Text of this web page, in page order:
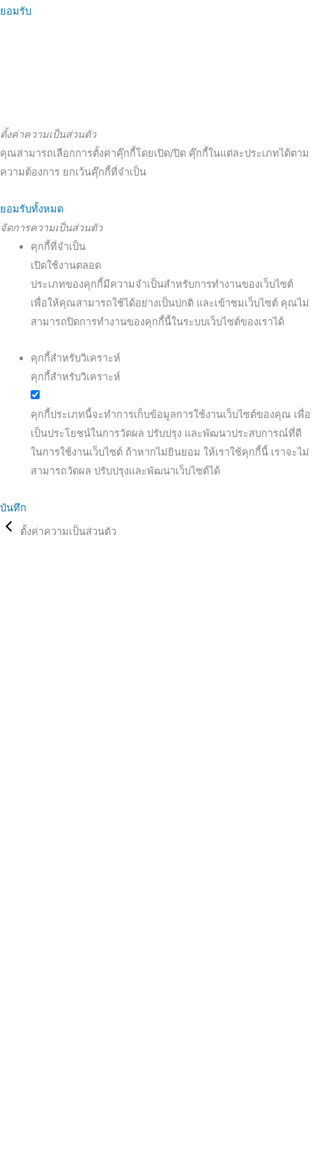
ยอมรับ
ตั้งค่าความเป็นส่วนตัว
คุณสามารถเลือกการตั้งค่าคุ๊กกี้โดยเปิด/ปิด คุ๊กกี้ในแต่ละประเภทได้ตาม
ความต้องการ ยกเว้นคุ๊กกี้ที่จำเป็น
ยอมรับทั้งหมด
จัดการความเป็นส่วนตัว
คุกกี้ที่จำเป็น
เปิดใช้งานตลอด
ประเภทของคุกกี้มีความจำเป็นสำหรับการทำงานของเว็บไซต์
เพื่อให้คุณสามารถใช้ได้อย่างเป็นปกติ และเข้าชมเว็บไซต์ คุณไม่
สามารถปิดการทำงานของคุกกี้นี้ในระบบเว็บไซต์ของเราได้
คุกกี้สำหรับวิเคราะห์
คุกกี้สำหรับวิเคราะห์
คุกกี้ประเภทนี้จะทำการเก็บข้อมูลการใช้งานเว็บไซต์ของคุณ เพื่อ
เป็นประโยชน์ในการวัดผล ปรับปรุง และพัฒนาประสบการณ์ที่ดี
ในการใช้งานเว็บไซต์ ถ้าหากไม่ยินยอม ให้เราใช้คุกกี้นี้ เราจะไม่
สามารถวัดผล ปรับปรุงและพัฒนาเว็บไซต์ได้
บันทึก
ตั้งค่าความเป็นส่วนตัว